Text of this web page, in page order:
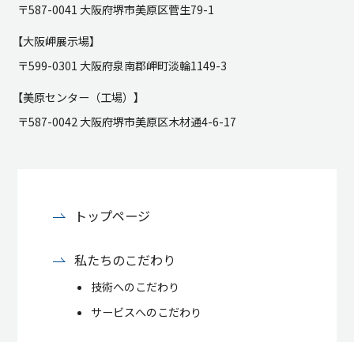
〒587-0041 大阪府堺市美原区菅生79-1
【大阪岬展示場】
〒599-0301 大阪府泉南郡岬町淡輪1149-3
【美原センター（工場）】
〒587-0042 大阪府堺市美原区木材通4-6-17
トップページ
私たちのこだわり
技術へのこだわり
サービスへのこだわり